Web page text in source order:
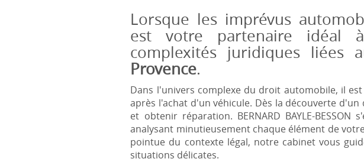
Lorsque les imprévus
est votre partenaire idéal
complexités juridiques liées
Provence.
Dans l'univers complexe du droit automobile, il
après l'achat d'un véhicule. Dès la découverte d'un
et obtenir réparation. BERNARD BAYLE-
analysant minutieusement chaque élément de
pointue du contexte légal, notre cabinet vous
situations délicates.